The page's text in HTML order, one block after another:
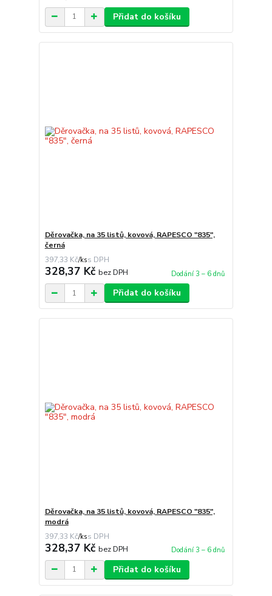
Přidat do košíku
Děrovačka, na 35 listů, kovová, RAPESCO "835",
černá
397,33 Kč/ks
328,37 Kč bez DPH Dodání 3 – 6 dnů
Přidat do košíku
Děrovačka, na 35 listů, kovová, RAPESCO "835",
modrá
397,33 Kč/ks
328,37 Kč bez DPH Dodání 3 – 6 dnů
Přidat do košíku